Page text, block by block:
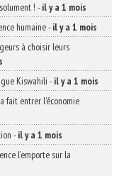
! -il y a 1 mois
humaine-il y a 1 mois
à choisir leurs
Kiswahili -il y a 1 mois
fait entrer l’économie
-il y a 1 mois
l’emporte sur la